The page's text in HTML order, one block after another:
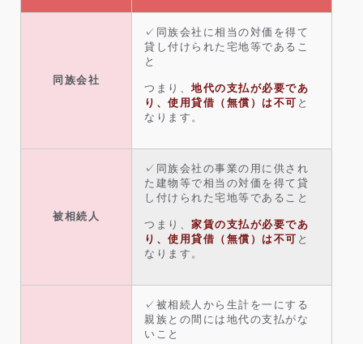
同族会社
✓同族会社に相当の対価を得て
貸し付けられた宅地等であるこ
と
つまり、 地代の支払が必要であ
り、使用貸借（無償）は不可 と
なります。
被相続人
✓同族会社の事業の用に供され
た建物等で相当の対価を得て貸
し付けられた宅地等であること
つまり、 家賃の支払が必要であ
り、使用貸借（無償）は不可 と
なります。
✓被相続人から生計を一にする
親族との間には地代の支払がな
いこと